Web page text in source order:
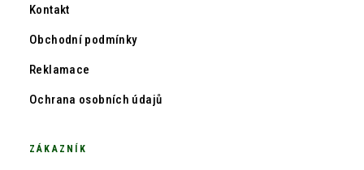
Kontakt
Obchodní podmínky
Reklamace
Ochrana osobních údajů
ZÁKAZNÍK